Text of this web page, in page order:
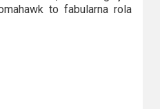
to fabularna rola